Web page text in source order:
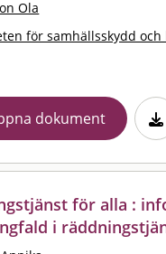
Ola
för samhällsskydd och
dokument
för alla :
i